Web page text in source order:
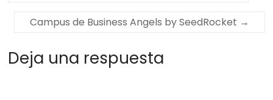
Campus de Business Angels by SeedRocket →
Deja una respuesta